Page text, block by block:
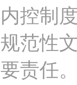
控制
范性
责任